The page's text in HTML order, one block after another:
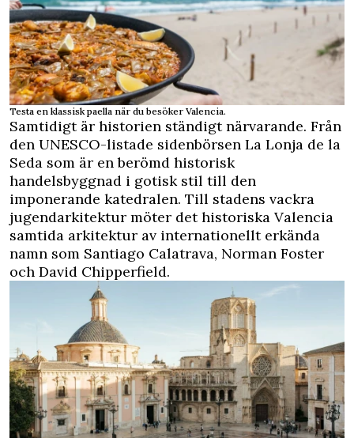
Testa en klassisk paella när du besöker Valencia.
Samtidigt är historien ständigt närvarande. Från
den UNESCO-listade sidenbörsen La Lonja de la
Seda som är en berömd historisk
handelsbyggnad i gotisk stil till den
imponerande katedralen. Till stadens vackra
jugendarkitektur möter det historiska Valencia
samtida arkitektur av internationellt erkända
namn som Santiago Calatrava, Norman Foster
och David Chipperfield.